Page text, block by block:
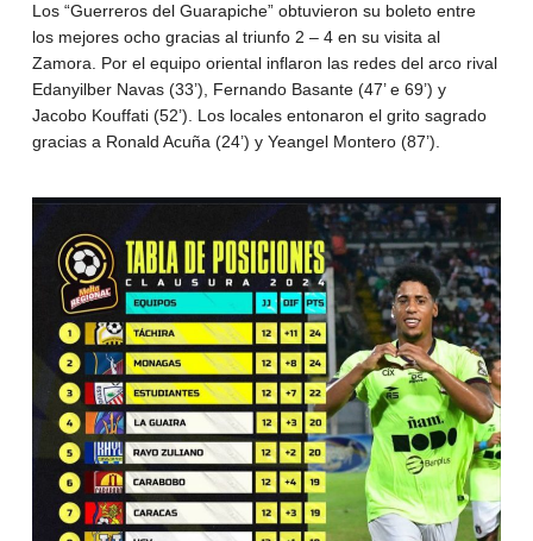
Los “Guerreros del Guarapiche” obtuvieron su boleto entre
los mejores ocho gracias al triunfo 2 – 4 en su visita al
Zamora. Por el equipo oriental inflaron las redes del arco rival
Edanyilber Navas (33’), Fernando Basante (47’ e 69’) y
Jacobo Kouffati (52’). Los locales entonaron el grito sagrado
gracias a Ronald Acuña (24’) y Yeangel Montero (87’).